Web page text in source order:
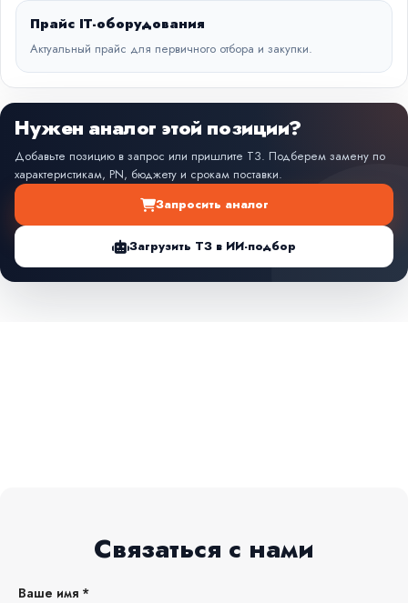
Прайс IT-оборудования
Актуальный прайс для первичного отбора и закупки.
Нужен аналог этой позиции?
Добавьте позицию в запрос или пришлите ТЗ. Подберем замену по
характеристикам, PN, бюджету и срокам поставки.
Запросить аналог
Загрузить ТЗ в ИИ-подбор
Связаться с нами
Ваше имя *